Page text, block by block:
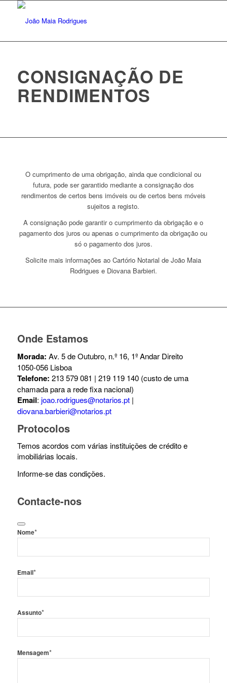
CONSIGNAÇÃO DE
RENDIMENTOS
O cumprimento de uma obrigação, ainda que condicional ou
futura, pode ser garantido mediante a consignação dos
rendimentos de certos bens imóveis ou de certos bens móveis
sujeitos a registo.
A consignação pode garantir o cumprimento da obrigação e o
pagamento dos juros ou apenas o cumprimento da obrigação ou
só o pagamento dos juros.
Solicite mais informações ao Cartório Notarial de João Maia
Rodrigues e Diovana Barbieri.
Onde Estamos
Morada: Av. 5 de Outubro, n.º 16, 1º Andar Direito
1050-056 Lisboa
Telefone: 213 579 081 | 219 119 140 (custo de uma
chamada para a rede fixa nacional)
Email: joao.rodrigues@notarios.pt|
diovana.barbieri@notarios.pt
Protocolos
Temos acordos com várias instituições de crédito e
imobiliárias locais.
Informe-se das condições.
Contacte-nos
Nome*
Email*
Assunto*
Mensagem*